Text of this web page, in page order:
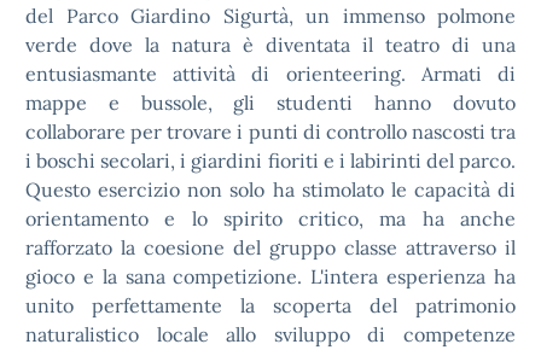
del Parco Giardino Sigurtà, un immenso polmone
verde dove la natura è diventata il teatro di una
entusiasmante attività di orienteering. Armati di
mappe e bussole, gli studenti hanno dovuto
collaborare per trovare i punti di controllo nascosti tra
i boschi secolari, i giardini fioriti e i labirinti del parco.
Questo esercizio non solo ha stimolato le capacità di
orientamento e lo spirito critico, ma ha anche
rafforzato la coesione del gruppo classe attraverso il
gioco e la sana competizione. L'intera esperienza ha
unito perfettamente la scoperta del patrimonio
naturalistico locale allo sviluppo di competenze